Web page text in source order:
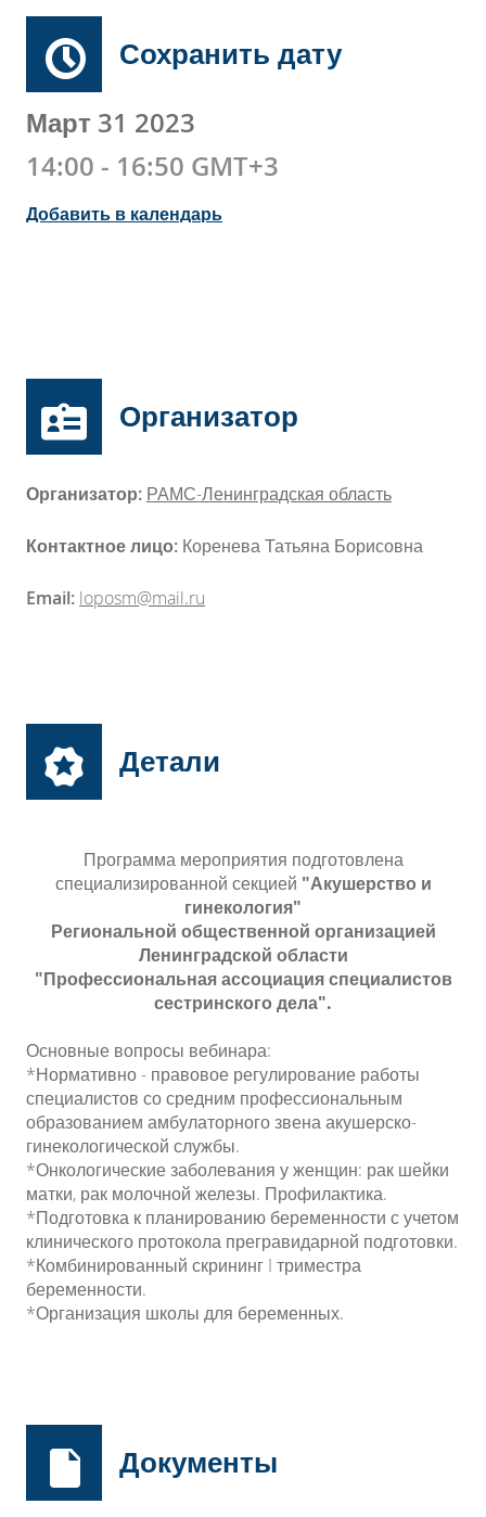
Сохранить дату
Март 31 2023
14:00 - 16:50 GMT+3
Добавить в календарь
Организатор
Организатор: РАМС-Ленинградская область
Контактное лицо: Коренева Татьяна Борисовна
Email: loposm@mail.ru
Детали
Программа мероприятия подготовлена
специализированной секцией "Акушерство и
гинекология"
Региональной общественной организацией
Ленинградской области
"Профессиональная ассоциация специалистов
сестринского дела".
Основные вопросы вебинара:
*Нормативно - правовое регулирование работы
специалистов со средним профессиональным
образованием амбулаторного звена акушерско-
гинекологической службы.
*Онкологические заболевания у женщин: рак шейки
матки, рак молочной железы. Профилактика.
*Подготовка к планированию беременности с учетом
клинического протокола прегравидарной подготовки.
*Комбинированный скрининг I триместра
беременности.
*Организация школы для беременных.
Документы